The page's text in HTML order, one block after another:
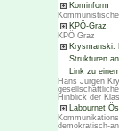
Kominform
KPÖ-Graz
KPÖ Graz
Krysmanski:
Strukturen
Link zu
Hans Jürgen
Hinblick der
Labournet
demokratisch-